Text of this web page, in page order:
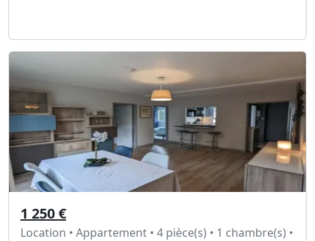
1 250 €
Location • Appartement • 4 pièce(s) • 1 chambre(s) •